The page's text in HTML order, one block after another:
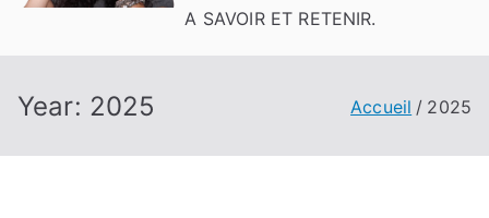
A SAVOIR ET RETENIR.
Year: 2025 Accueil 2025